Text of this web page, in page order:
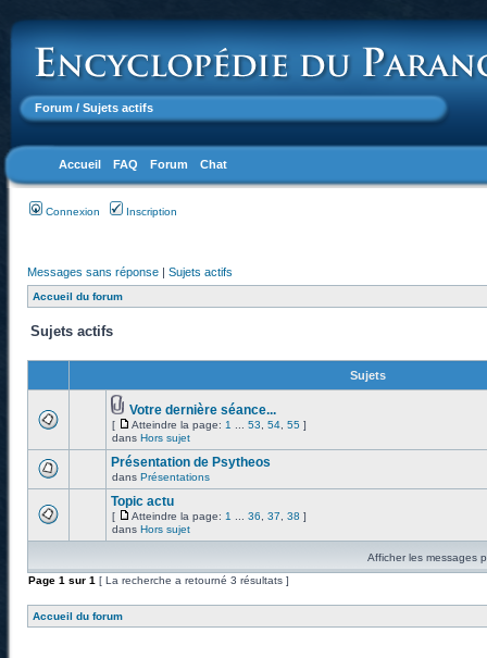
Forum / Sujets actifs
Accueil FAQ Forum Chat
Connexion Inscription
Messages sans réponse | Sujets actifs
Accueil du forum
Sujets actifs
Sujets
Votre dernière séance...
[ Atteindre la page: 1 53 54 55 ]
dans Hors sujet
Présentation de Psytheos
dans Présentations
Topic actu
[ Atteindre la page: 1 36 37 38 ]
dans Hors sujet
Afficher les messages
Page 1 sur 1 [ La recherche a retourné 3 résultats ]
Accueil du forum